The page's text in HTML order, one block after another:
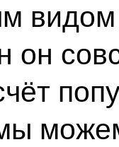
видом
он